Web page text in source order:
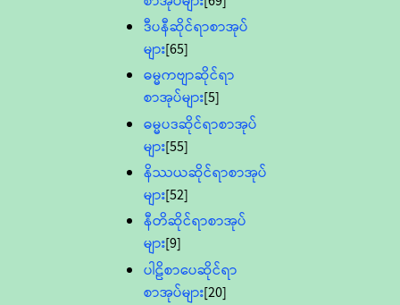
ဒီပနီဆိုင်ရာစာအုပ်
များ[65]
ဓမ္မကဗျာဆိုင်ရာ
စာအုပ်များ[5]
ဓမ္မပဒဆိုင်ရာစာအုပ်
များ[55]
နိဿယဆိုင်ရာစာအုပ်
များ[52]
နီတိဆိုင်ရာစာအုပ်
များ[9]
ပါဠိစာပေဆိုင်ရာ
စာအုပ်များ[20]